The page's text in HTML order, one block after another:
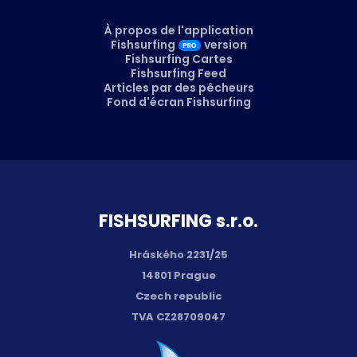
FISH­SURFING s.r.o.
Hráského 2231/25
14801 Prague
Czech republic
TVA CZ28709047
À propos de l'application
Fishsurfing
version
Fishsurfing Cartes
Fishsurfing Feed
Articles par des pêcheurs
Fond d'écran Fishsurfing